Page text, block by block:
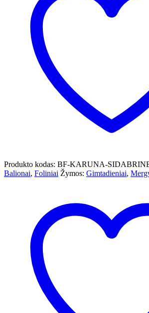
Produkto kodas: BF-KARUNA-
Balionai, Foliniai Žymos: Gimtadieniai,